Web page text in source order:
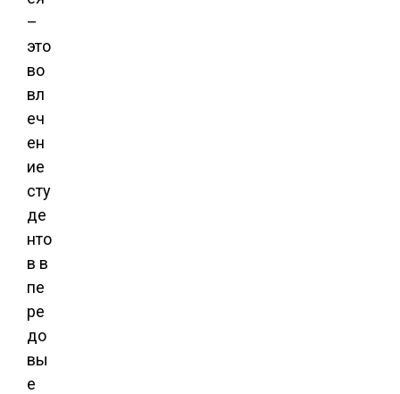
–
это
во
вл
еч
ен
ие
сту
де
нто
в в
пе
ре
до
вы
е